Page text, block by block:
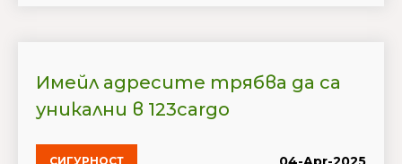
Имейл адресите трябва да са
уникални в 123cargo
СИГУРНОСТ